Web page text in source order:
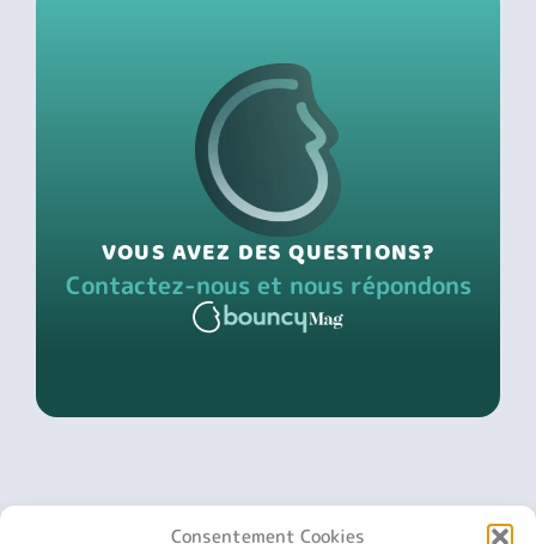
Consentement Cookies
VOUS AVEZ DES QUESTIONS?
Contactez-nous et nous répondons